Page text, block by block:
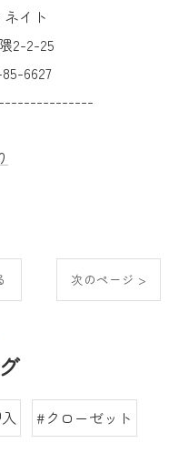
イト
2-2-25
6627
次のページ >
#クローゼット